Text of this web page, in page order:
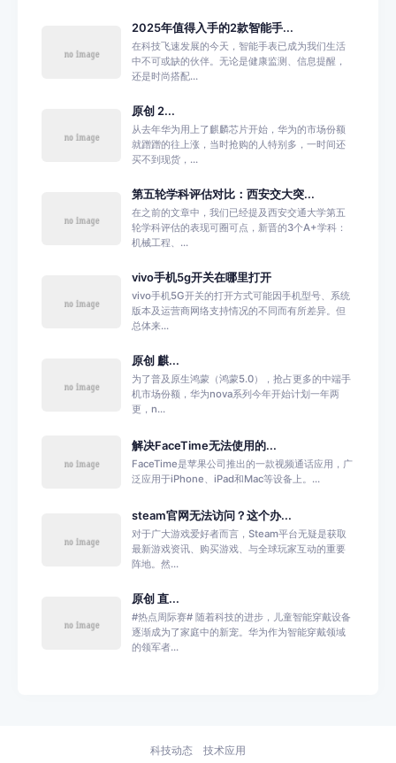
2025年值得入手的2款智能手...
在科技飞速发展的今天，智能手表已成为我们生活
中不可或缺的伙伴。无论是健康监测、信息提醒，
还是时尚搭配...
原创 2...
从去年华为用上了麒麟芯片开始，华为的市场份额
就蹭蹭的往上涨，当时抢购的人特别多，一时间还
买不到现货，...
第五轮学科评估对比：西安交大突...
在之前的文章中，我们已经提及西安交通大学第五
轮学科评估的表现可圈可点，新晋的3个A+学科：
机械工程、...
vivo手机5g开关在哪里打开
vivo手机5G开关的打开方式可能因手机型号、系统
版本及运营商网络支持情况的不同而有所差异。但
总体来...
原创 麒...
为了普及原生鸿蒙（鸿蒙5.0），抢占更多的中端手
机市场份额，华为nova系列今年开始计划一年两
更，n...
解决FaceTime无法使用的...
FaceTime是苹果公司推出的一款视频通话应用，广
泛应用于iPhone、iPad和Mac等设备上。...
steam官网无法访问？这个办...
对于广大游戏爱好者而言，Steam平台无疑是获取
最新游戏资讯、购买游戏、与全球玩家互动的重要
阵地。然...
原创 直...
#热点周际赛# 随着科技的进步，儿童智能穿戴设备
逐渐成为了家庭中的新宠。华为作为智能穿戴领域
的领军者...
科技动态 技术应用